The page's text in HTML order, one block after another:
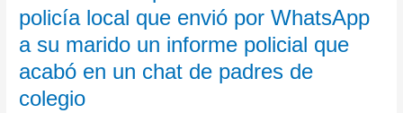
policía local que envió por WhatsApp
a su marido un informe policial que
acabó en un chat de padres de
colegio
Supremo
absuelve
a
policía